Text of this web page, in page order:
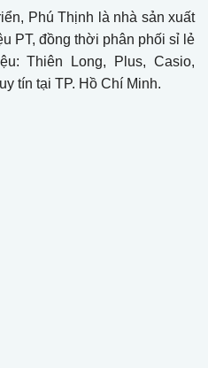
Phú Thịnh là nhà sản xuất
PT, đồng thời phân phối sỉ lẻ
Thiên Long, Plus, Casio,
tín tại TP. Hồ Chí Minh.